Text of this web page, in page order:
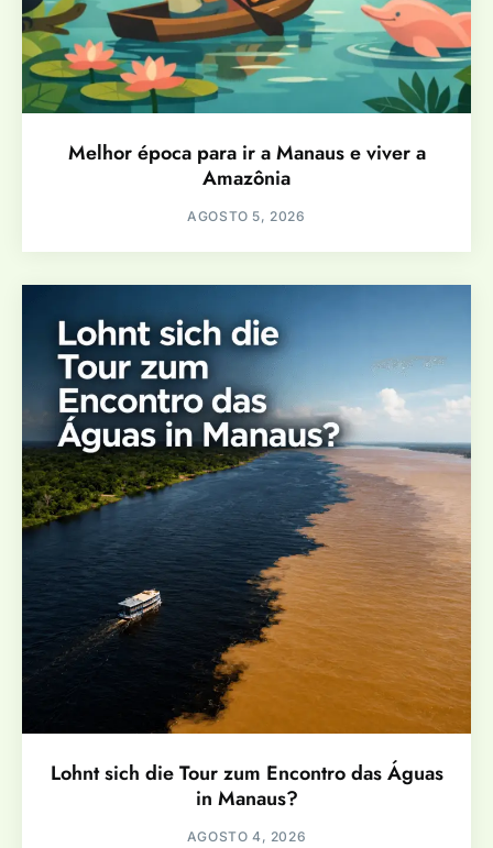
Melhor época para ir a Manaus e viver a
Amazônia
AGOSTO 5, 2026
Lohnt sich die Tour zum Encontro das Águas
in Manaus?
AGOSTO 4, 2026